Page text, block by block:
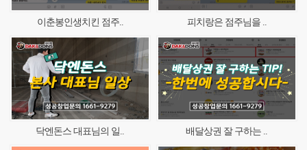
이춘봉인생치킨 점주.. 피치랑은 점주님을 ..
닥엔돈스 대표님의 일.. 배달상권 잘 구하는 ..